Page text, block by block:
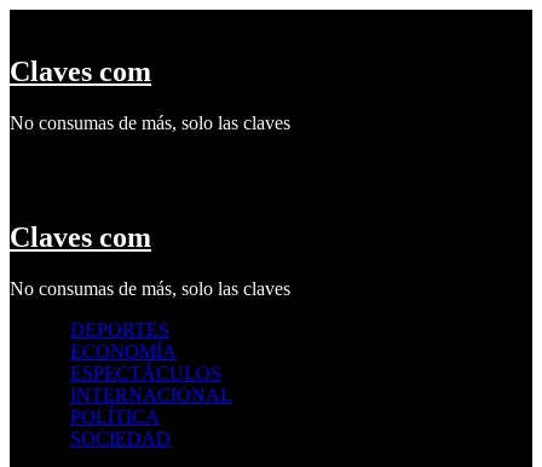
contenido
Claves com
No consumas de más, solo las claves
Claves com
No consumas de más, solo las claves
DEPORTES
ECONOMÍA
ESPECTÁCULOS
INTERNACIONAL
POLÍTICA
SOCIEDAD